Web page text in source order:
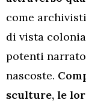
come
di vista
potenti
nascoste.
sculture, le